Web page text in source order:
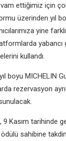
ettiğimiz için
üzerinden yıl
yine
kullandı.
boyu MICHELIN
rezervasyon
9 Kasım tarihinde
ödülü sahibine